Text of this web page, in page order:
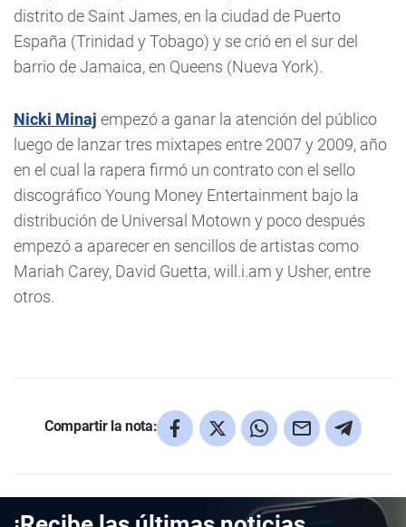
distrito de Saint James, en la ciudad de Puerto
España (Trinidad y Tobago) y se crió en el sur del
barrio de Jamaica, en Queens (Nueva York).
Nicki Minaj empezó a ganar la atención del público
luego de lanzar tres mixtapes entre 2007 y 2009, año
en el cual la rapera firmó un contrato con el sello
discográfico Young Money Entertainment bajo la
distribución de Universal Motown y poco después
empezó a aparecer en sencillos de artistas como
Mariah Carey, David Guetta, will.i.am y Usher, entre
otros.
Compartir la nota: